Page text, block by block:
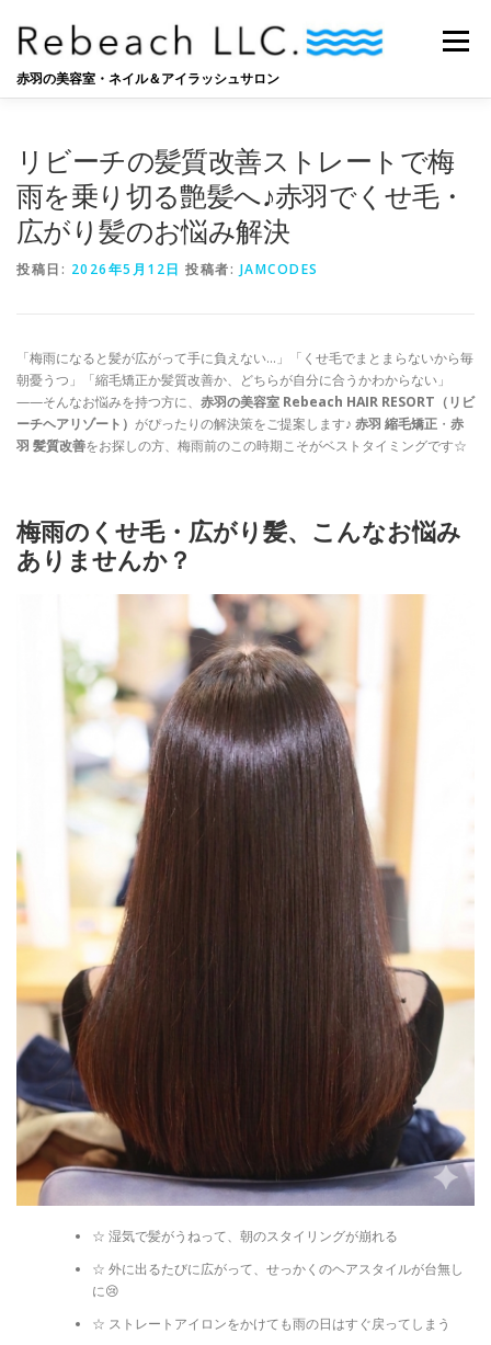
ツ
赤羽の美容室・ネイル＆アイラッシュサロン
メニュー
リビーチの髪質改善ストレートで梅
雨を乗り切る艶髪へ♪赤羽でくせ毛・
広がり髪のお悩み解決
投稿日: 2026年5月12日 投稿者: JAMCODES
「梅雨になると髪が広がって手に負えない…」「くせ毛でまとまらないから毎
朝憂うつ」「縮毛矯正か髪質改善か、どちらが自分に合うかわからない」
——そんなお悩みを持つ方に、 赤羽の美容室 Rebeach HAIR RESORT（リビ
ーチヘアリゾート） がぴったりの解決策をご提案します♪ 赤羽 縮毛矯正 ・ 赤
羽 髪質改善をお探しの方、梅雨前のこの時期こそがベストタイミングです☆
梅雨のくせ毛・広がり髪、こんなお悩み
ありませんか？
☆ 湿気で髪がうねって、朝のスタイリングが崩れる
☆ 外に出るたびに広がって、せっかくのヘアスタイルが台無し
に😢
☆ ストレートアイロンをかけても雨の日はすぐ戻ってしまう